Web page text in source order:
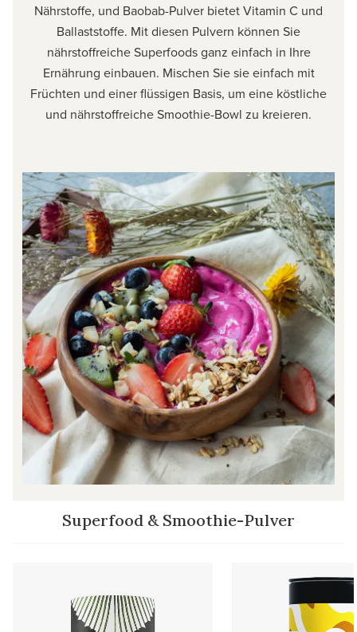
Nährstoffe, und Baobab-Pulver bietet Vitamin C und
Ballaststoffe. Mit diesen Pulvern können Sie
nährstoffreiche Superfoods ganz einfach in Ihre
Ernährung einbauen. Mischen Sie sie einfach mit
Früchten und einer flüssigen Basis, um eine köstliche
und nährstoffreiche Smoothie-Bowl zu kreieren.
Superfood & Smoothie-Pulver